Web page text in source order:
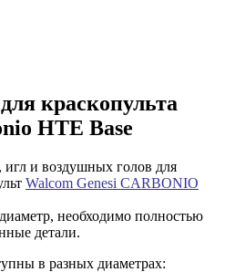
краскопульта
HTE Base
и воздушных голов для
Walcom Genesi CARBONIO
необходимо полностью
детали.
в разных диаметрах: